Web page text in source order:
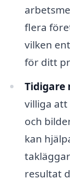
flera
vilken
för ditt
Tidigare
villiga att
och
kan
resultat